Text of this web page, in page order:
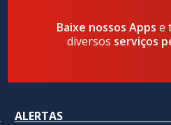
Baixe nossos Appse
diversos serviços
ALERTAS